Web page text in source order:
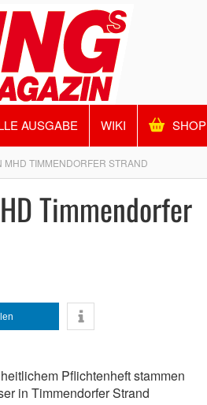
AUSGABE WIKI SHOP
MHD TIMMENDORFER STRAND
Timmendorfer
Pflichtenheft stammen
in Timmendorfer Strand